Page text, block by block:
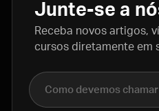
Junte-se a
Receba novos artigos,
cursos diretamente em
Nome completo